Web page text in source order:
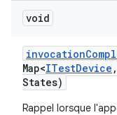
void
invocation
Map<ITestDevice ,
States)
Rappel lorsque